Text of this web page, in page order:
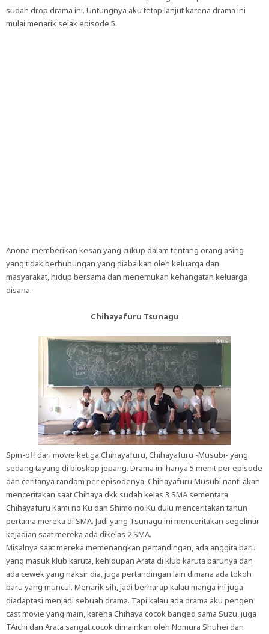
sudah drop drama ini. Untungnya aku tetap lanjut karena drama ini
mulai menarik sejak episode 5.
Anone memberikan kesan yang cukup dalam tentang orang asing
yang tidak berhubungan yang diabaikan oleh keluarga dan
masyarakat, hidup bersama dan menemukan kehangatan keluarga
disana.
Chihayafuru Tsunagu
Spin-off dari movie ketiga Chihayafuru, Chihayafuru -Musubi- yang
sedang tayang di bioskop jepang. Drama ini hanya 5 menit per episode
dan ceritanya random per episodenya. Chihayafuru Musubi nanti akan
menceritakan saat Chihaya dkk sudah kelas 3 SMA sementara
Chihayafuru Kami no Ku dan Shimo no Ku dulu menceritakan tahun
pertama mereka di SMA. Jadi yang Tsunagu ini menceritakan segelintir
kejadian saat mereka ada dikelas 2 SMA.
Misalnya saat mereka memenangkan pertandingan, ada anggita baru
yang masuk klub karuta, kehidupan Arata di klub karuta barunya dan
ada cewek yang naksir dia, juga pertandingan lain dimana ada tokoh
baru yang muncul. Menarik sih, jadi berharap kalau manga ini juga
diadaptasi menjadi sebuah drama. Tapi kalau ada drama aku pengen
cast movie yang main, karena Chihaya cocok banged sama Suzu, juga
TAichi dan Arata sangat cocok dimainkan oleh Nomura Shuhei dan